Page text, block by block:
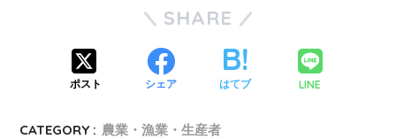
SHARE
ポスト シェア はてブ LINE
CATEGORY : 農業・漁業・生産者